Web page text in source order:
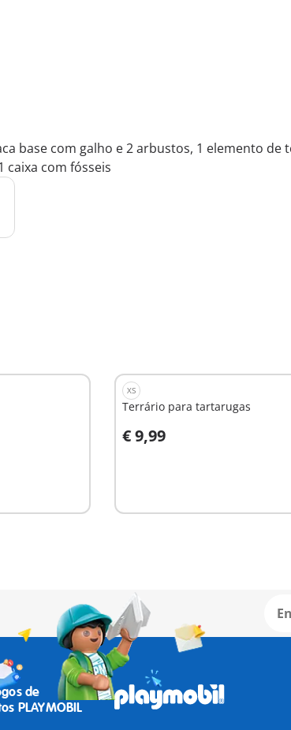
base com galho e 2 arbustos, 1 elemento de
com fósseis
XS
Terrário para tartarugas
€ 9,99
Ao carrinho
de
PLAYMOBIL